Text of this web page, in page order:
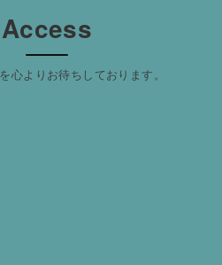
Access
心よりお待ちしております。